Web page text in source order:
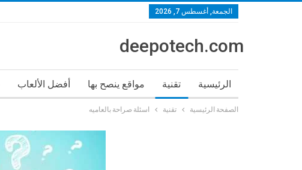
الجمعة, أغسطس 7, 2026
deepotech.com
الرئيسية تقنية مواقع ينصح بها أفضل الألعاب
الصفحة الرئيسية تقنية اسئلة صراحة بالعاميه